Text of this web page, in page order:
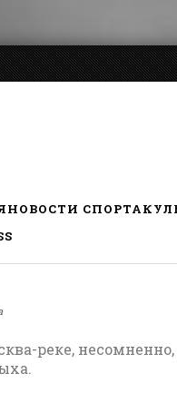
НОВОСТИ СПОРТА
реке, несомненно,